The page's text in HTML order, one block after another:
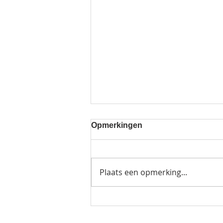
Opmerkingen
Plaats een opmerking...